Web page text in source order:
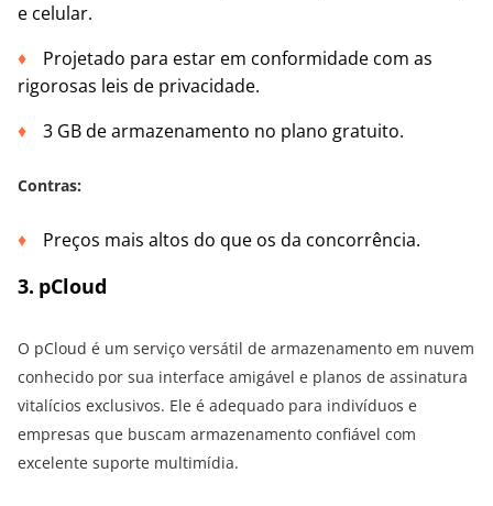
e celular.
Projetado para estar em conformidade com as
rigorosas leis de privacidade.
3 GB de armazenamento no plano gratuito.
Contras:
Preços mais altos do que os da concorrência.
3. pCloud
O pCloud é um serviço versátil de armazenamento em nuvem
conhecido por sua interface amigável e planos de assinatura
vitalícios exclusivos. Ele é adequado para indivíduos e
empresas que buscam armazenamento confiável com
excelente suporte multimídia.